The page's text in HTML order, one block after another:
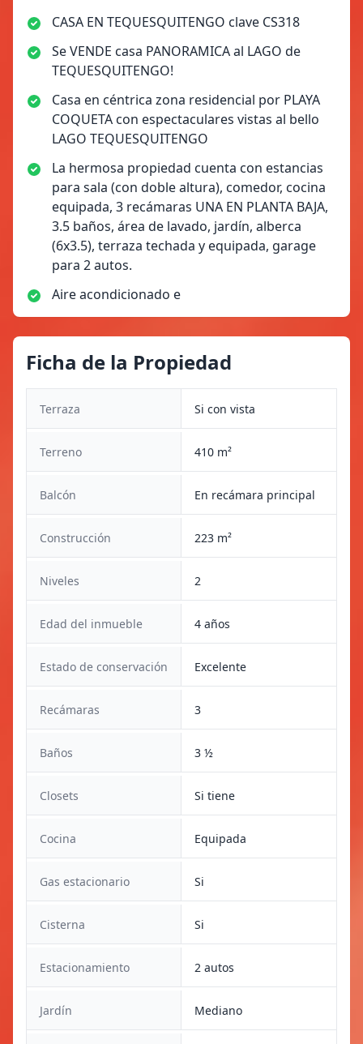
CASA EN TEQUESQUITENGO clave CS318
Se VENDE casa PANORAMICA al LAGO de
TEQUESQUITENGO!
Casa en céntrica zona residencial por PLAYA
COQUETA con espectaculares vistas al bello
LAGO TEQUESQUITENGO
La hermosa propiedad cuenta con estancias
para sala (con doble altura), comedor, cocina
equipada, 3 recámaras UNA EN PLANTA BAJA,
3.5 baños, área de lavado, jardín, alberca
(6x3.5), terraza techada y equipada, garage
para 2 autos.
Aire acondicionado e
Ficha de la Propiedad
Terraza Si con vista
Terreno 410 m²
Balcón En recámara principal
Construcción 223 m²
Niveles 2
Edad del inmueble 4 años
Estado de conservación Excelente
Recámaras 3
Baños 3 ½
Closets Si tiene
Cocina Equipada
Gas estacionario Si
Cisterna Si
Estacionamiento 2 autos
Jardín Mediano